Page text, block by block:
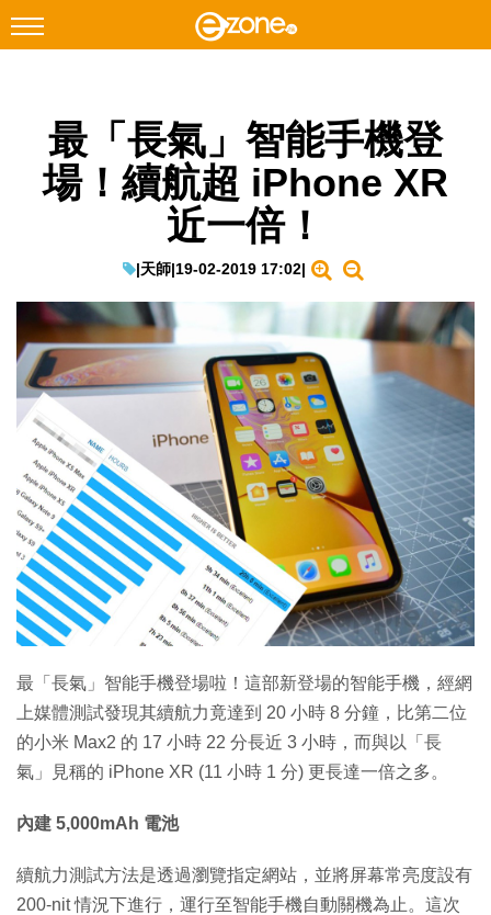
Facebook Instagram
科技焦點
教學評測
EduTech
IT Times
生成式AI與雲端應用
Enterprise Digital Transformation
特集
最「長氣」智能手機登
場！續航超 iPhone XR
近一倍！
|天師|19-02-2019 17:02|
最「長氣」智能手機登場啦！這部新登場的智能手機，經網
上媒體測試發現其續航力竟達到 20 小時 8 分鐘，比第二位
的小米 Max2 的 17 小時 22 分長近 3 小時，而與以「長
氣」見稱的 iPhone XR (11 小時 1 分) 更長達一倍之多。
內建 5,000mAh 電池
續航力測試方法是透過瀏覽指定網站，並將屏幕常亮度設有
200-nit 情況下進行，運行至智能手機自動關機為止。這次